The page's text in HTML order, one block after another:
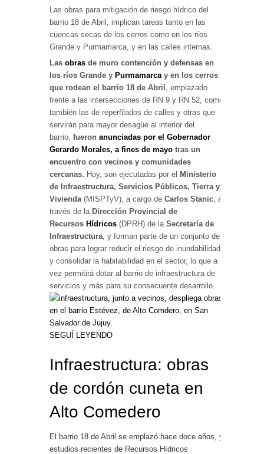
Las obras para mitigación de riesgo hídrico del
barrio 18 de Abril, implican tareas tanto en las
cuencas secas de los cerros como en los ríos
Grande y Purmamarca, y en las calles internas.
Las obras de muro contención y defensas en
los ríos Grande y Purmamarca y en los cerros
que rodean el barrio 18 de Abril
, emplazado
frente a las intersecciones de RN 9 y RN 52, como
también las de reperfilados de calles y otras que
servirán para mayor desagüe al interior del
barrio, fueron anunciadas por el Gobernador
Gerardo Morales, a fines de mayo tras un
encuentro con vecinos y comunidades
cercanas. Hoy, son ejecutadas por el Ministerio
de Infraestructura, Servicios Públicos, Tierra y
Vivienda (MISPTyV), a cargo de Carlos Stanic , a
través de la Dirección Provincial de
Recursos Hídricos (DPRH) de la Secretaría de
Infraestructura , y forman parte de un conjunto de
obras para lograr reducir el riesgo de inundabilidad
y consolidar la habitabilidad en el sector, lo que a la
vez permitirá dotar al barrio de infraestructura de
servicios y más para su consecuente desarrollo.
SEGUÍ LEYENDO
Infraestructura: obras
de cordón cuneta en
Alto Comedero
El barrio 18 de Abril se emplazó hace doce años, y
estudios recientes de Recursos Hídricos